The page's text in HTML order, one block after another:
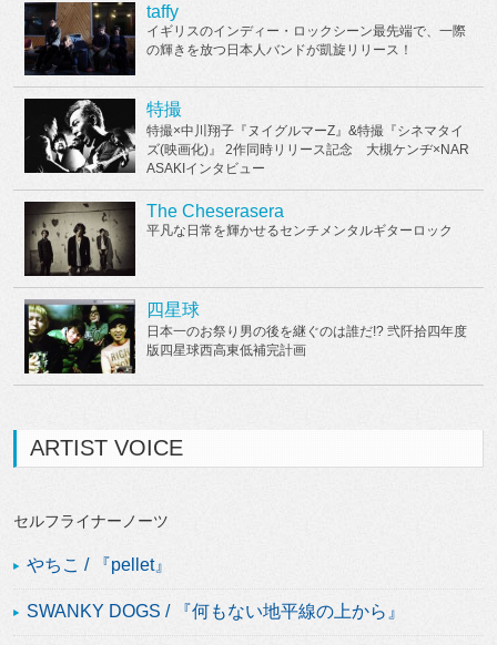
taffy
イギリスのインディー・ロックシーン最先端で、一際
の輝きを放つ日本人バンドが凱旋リリース！
特撮
特撮×中川翔子『ヌイグルマーZ』&特撮『シネマタイ
ズ(映画化)』 2作同時リリース記念 大槻ケンヂ×NAR
ASAKIインタビュー
The Cheserasera
平凡な日常を輝かせるセンチメンタルギターロック
四星球
日本一のお祭り男の後を継ぐのは誰だ!? 弐阡拾四年度
版四星球西高東低補完計画
ARTIST VOICE
セルフライナーノーツ
やちこ / 『pellet』
SWANKY DOGS / 『何もない地平線の上から』